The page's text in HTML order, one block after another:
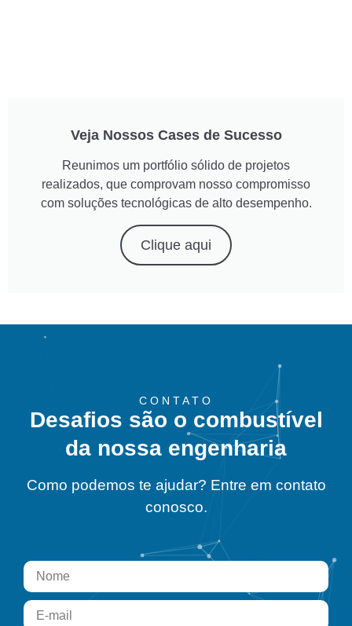
Veja Nossos Cases de Sucesso
Reunimos um portfólio sólido de projetos
realizados, que comprovam nosso compromisso
com soluções tecnológicas de alto desempenho.
Clique aqui
CONTATO
Desafios são o combustível
da nossa engenharia
Como podemos te ajudar? Entre em contato
conosco.